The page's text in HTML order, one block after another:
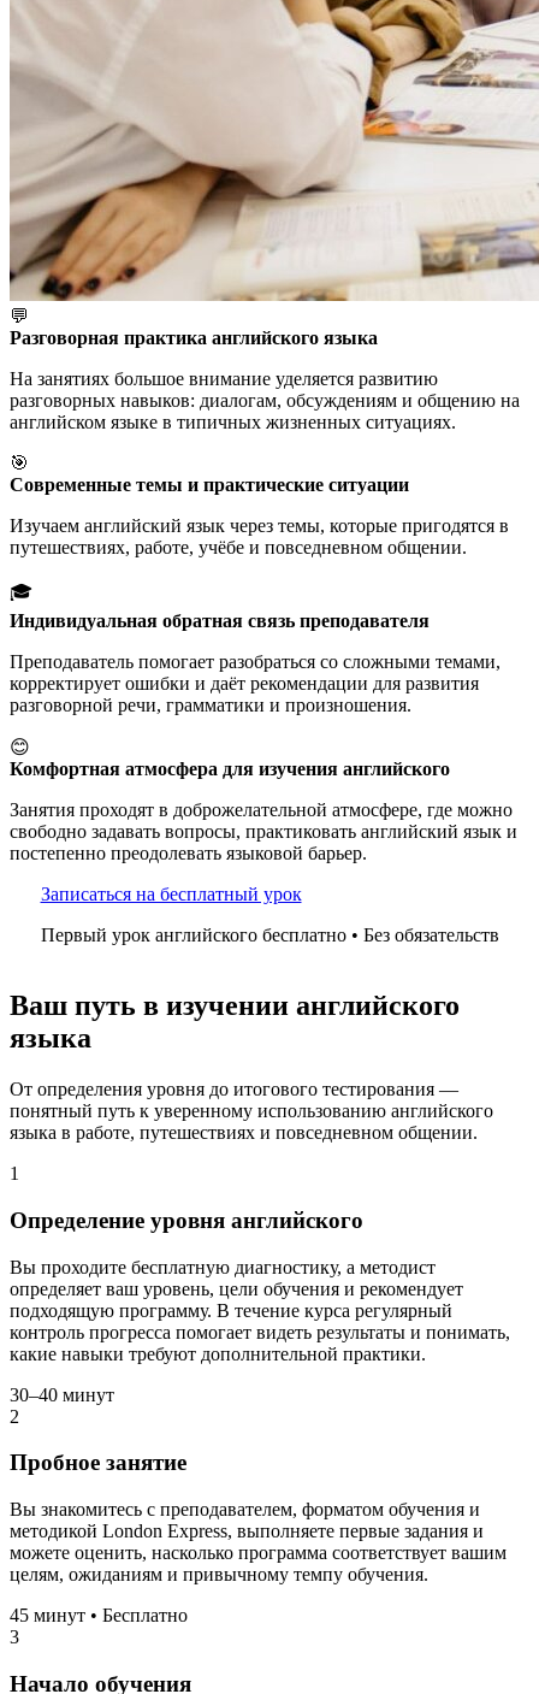
💬
Разговорная практика английского языка
На занятиях большое внимание уделяется развитию
разговорных навыков: диалогам, обсуждениям и общению на
английском языке в типичных жизненных ситуациях.
🎯
Современные темы и практические ситуации
Изучаем английский язык через темы, которые пригодятся в
путешествиях, работе, учёбе и повседневном общении.
🎓
Индивидуальная обратная связь преподавателя
Преподаватель помогает разобраться со сложными темами,
корректирует ошибки и даёт рекомендации для развития
разговорной речи, грамматики и произношения.
😊
Комфортная атмосфера для изучения английского
Занятия проходят в доброжелательной атмосфере, где можно
свободно задавать вопросы, практиковать английский язык и
постепенно преодолевать языковой барьер.
Записаться на бесплатный урок
Первый урок английского бесплатно • Без обязательств
Ваш путь в изучении английского
языка
От определения уровня до итогового тестирования —
понятный путь к уверенному использованию английского
языка в работе, путешествиях и повседневном общении.
1
Определение уровня английского
Вы проходите бесплатную диагностику, а методист
определяет ваш уровень, цели обучения и рекомендует
подходящую программу. В течение курса регулярный
контроль прогресса помогает видеть результаты и понимать,
какие навыки требуют дополнительной практики.
30–40 минут
2
Пробное занятие
Вы знакомитесь с преподавателем, форматом обучения и
методикой London Express, выполняете первые задания и
можете оценить, насколько программа соответствует вашим
целям, ожиданиям и привычному темпу обучения.
45 минут • Бесплатно
3
Начало обучения